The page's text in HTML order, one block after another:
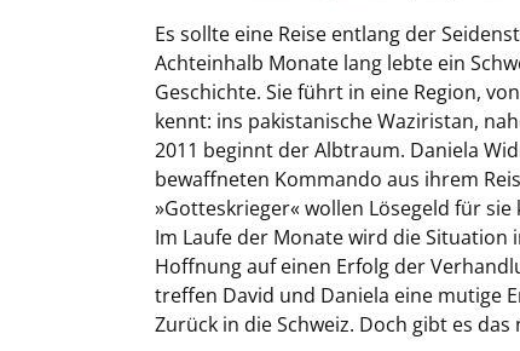
Es sollte eine Reise entlang der
Achteinhalb Monate lang lebte ein
Geschichte. Sie führt in eine Region,
kennt: ins pakistanische Waziristan,
2011 beginnt der Albtraum. Daniela
bewaffneten Kommando aus ihrem
»Gotteskrieger« wollen Lösegeld für sie
Im Laufe der Monate wird die
Hoffnung auf einen Erfolg der
treffen David und Daniela eine mutige
Zurück in die Schweiz. Doch gibt es das